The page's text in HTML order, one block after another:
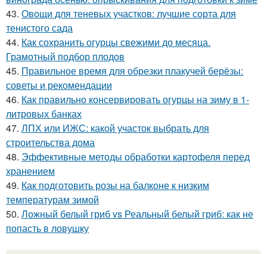
43. Овощи для теневых участков: лучшие сорта для
тенистого сада
44. Как сохранить огурцы свежими до месяца.
Грамотный подбор плодов
45. Правильное время для обрезки плакучей берёзы:
советы и рекомендации
46. Как правильно консервировать огурцы на зиму в 1-
литровых банках
47. ЛПХ или ИЖС: какой участок выбрать для
строительства дома
48. Эффективные методы обработки картофеля перед
хранением
49. Как подготовить розы на балконе к низким
температурам зимой
50. Ложный белый гриб vs Реальный белый гриб: как не
попасть в ловушку